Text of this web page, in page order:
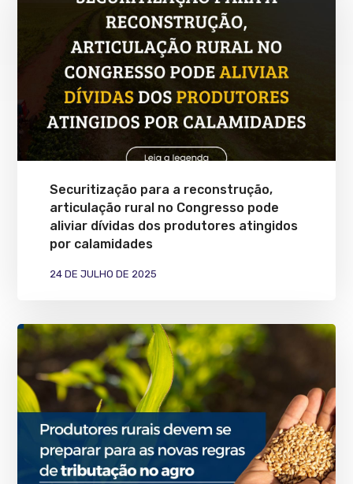
Securitização para a reconstrução,
articulação rural no Congresso pode
aliviar dívidas dos produtores atingidos
por calamidades
24 DE JULHO DE 2025